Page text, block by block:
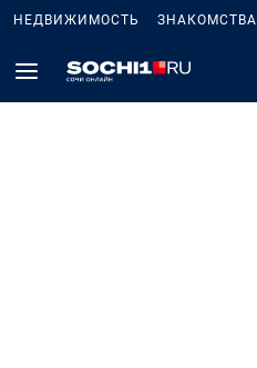
НЕДВИЖИМОСТЬ ЗНАКОМСТВА